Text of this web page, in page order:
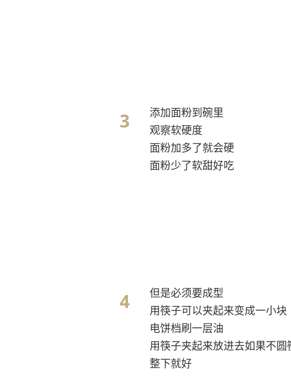
添加面粉到碗里
观察软硬度
面粉加多了就会硬
面粉少了软甜好吃
但是必须要成型
用筷子可以夹起来变成一小块
电饼档刷一层油
用筷子夹起来放进去如果不圆
整下就好